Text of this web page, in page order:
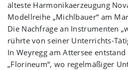
älteste Harmonikaerzeugung
Modellreihe „Michlbauer“ am
Die Nachfrage an Instrumenten
rührte von seiner Unterrichts-
In Weyregg am Attersee
„Florineum“, wo regelmäßiger